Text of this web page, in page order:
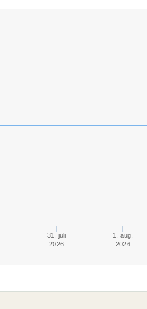
31. juli
2026
1. aug.
2026